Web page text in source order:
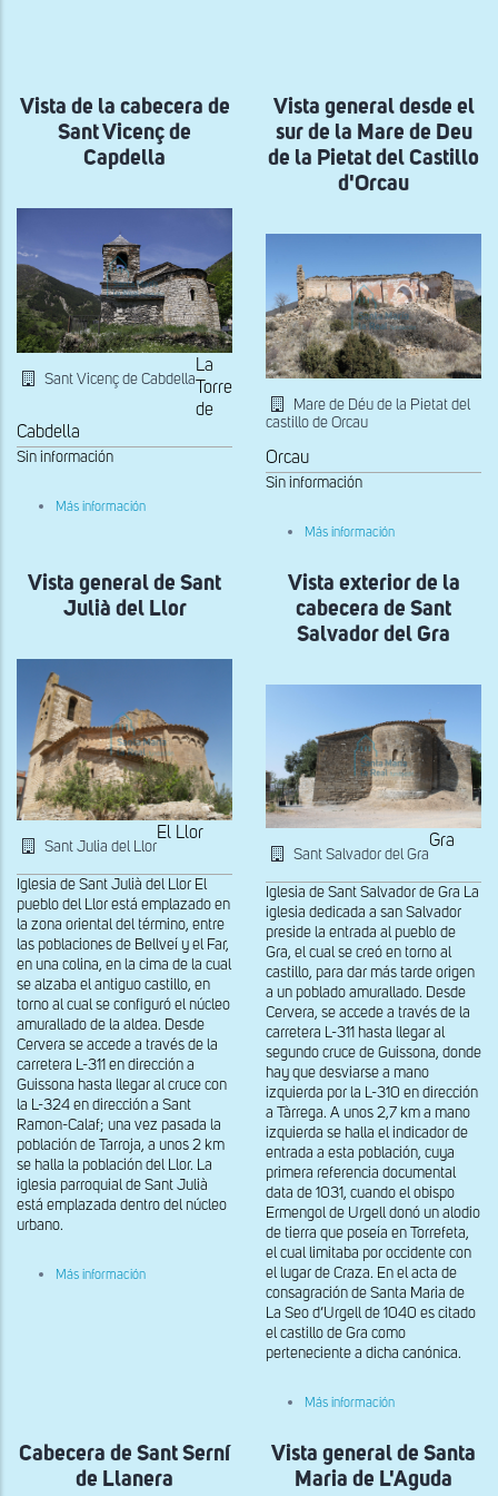
navegación
Vista de la cabecera de
Sant Vicenç de
Capdella
Sant Vicenç de Cabdella
La
Torre
de
Cabdella
Sin información
Más información
de
Sant
Vicenç
Vista general desde el
sur de la Mare de Deu
de la Pietat del Castillo
d'Orcau
Mare de Déu de la Pietat del
castillo de Orcau
Orcau
Sin información
Más información
desde
sur
de
la
la
Pietat
del
Castillo
d'Orcau
Vista general de Sant
Julià del Llor
Sant Julia del Llor
El Llor
Iglesia de Sant Julià del Llor El
pueblo del Llor está emplazado en
la zona oriental del término, entre
las poblaciones de Bellveí y el Far,
en una colina, en la cima de la cual
se alzaba el antiguo castillo, en
torno al cual se configuró el núcleo
amurallado de la aldea. Desde
Cervera se accede a través de la
carretera L-311 en dirección a
Guissona hasta llegar al cruce con
la L-324 en dirección a Sant
Ramon-Calaf; una vez pasada la
población de Tarroja, a unos 2 km
se halla la población del Llor. La
iglesia parroquial de Sant Julià
está emplazada dentro del núcleo
urbano.
Más información
Vista exterior de la
cabecera de Sant
Salvador del Gra
Sant Salvador del Gra
Gra
Iglesia de Sant Salvador de Gra La
iglesia dedicada a san Salvador
preside la entrada al pueblo de
Gra, el cual se creó en torno al
castillo, para dar más tarde origen
a un poblado amurallado. Desde
Cervera, se accede a través de la
carretera L-311 hasta llegar al
segundo cruce de Guissona, donde
hay que desviarse a mano
izquierda por la L-310 en dirección
a Tàrrega. A unos 2,7 km a mano
izquierda se halla el indicador de
entrada a esta población, cuya
primera referencia documental
data de 1031, cuando el obispo
Ermengol de Urgell donó un alodio
de tierra que poseía en Torrefeta,
el cual limitaba por occidente con
el lugar de Craza. En el acta de
consagración de Santa Maria de
La Seo d’Urgell de 1040 es citado
el castillo de Gra como
perteneciente a dicha canónica.
Más información
de
cabecera
Cabecera de Sant Serní
de Llanera
Vista general de Santa
Maria de L'Aguda